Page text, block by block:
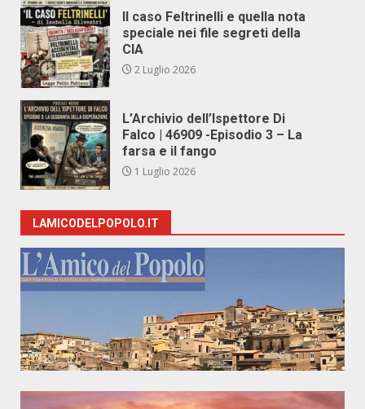
Il caso Feltrinelli e quella nota
speciale nei file segreti della
CIA
2 Luglio 2026
L’Archivio dell’Ispettore Di
Falco | 46909 -Episodio 3 – La
farsa e il fango
1 Luglio 2026
LAMICODELPOPOLO.IT